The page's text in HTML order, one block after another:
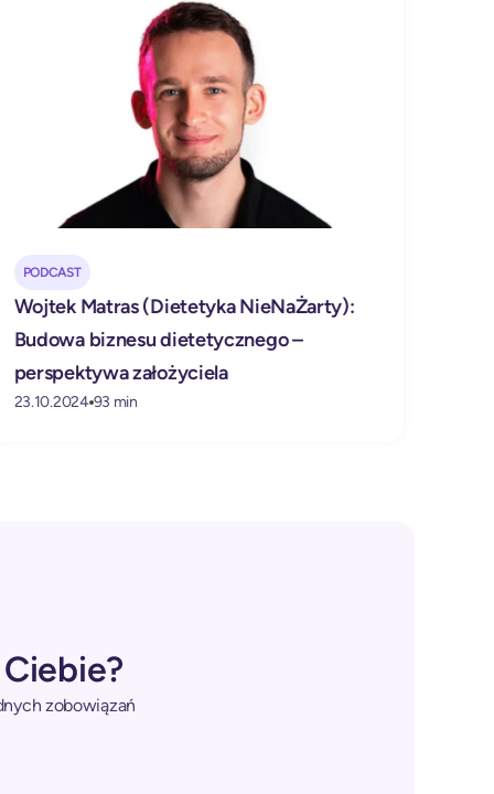
PODCAST
Wojtek Matras (Dietetyka NieNaŻarty):
Budowa biznesu dietetycznego –
perspektywa założyciela
23.10.2024 93 min
zobowiązań